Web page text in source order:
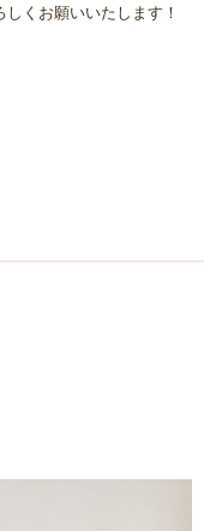
くお願いいたします！